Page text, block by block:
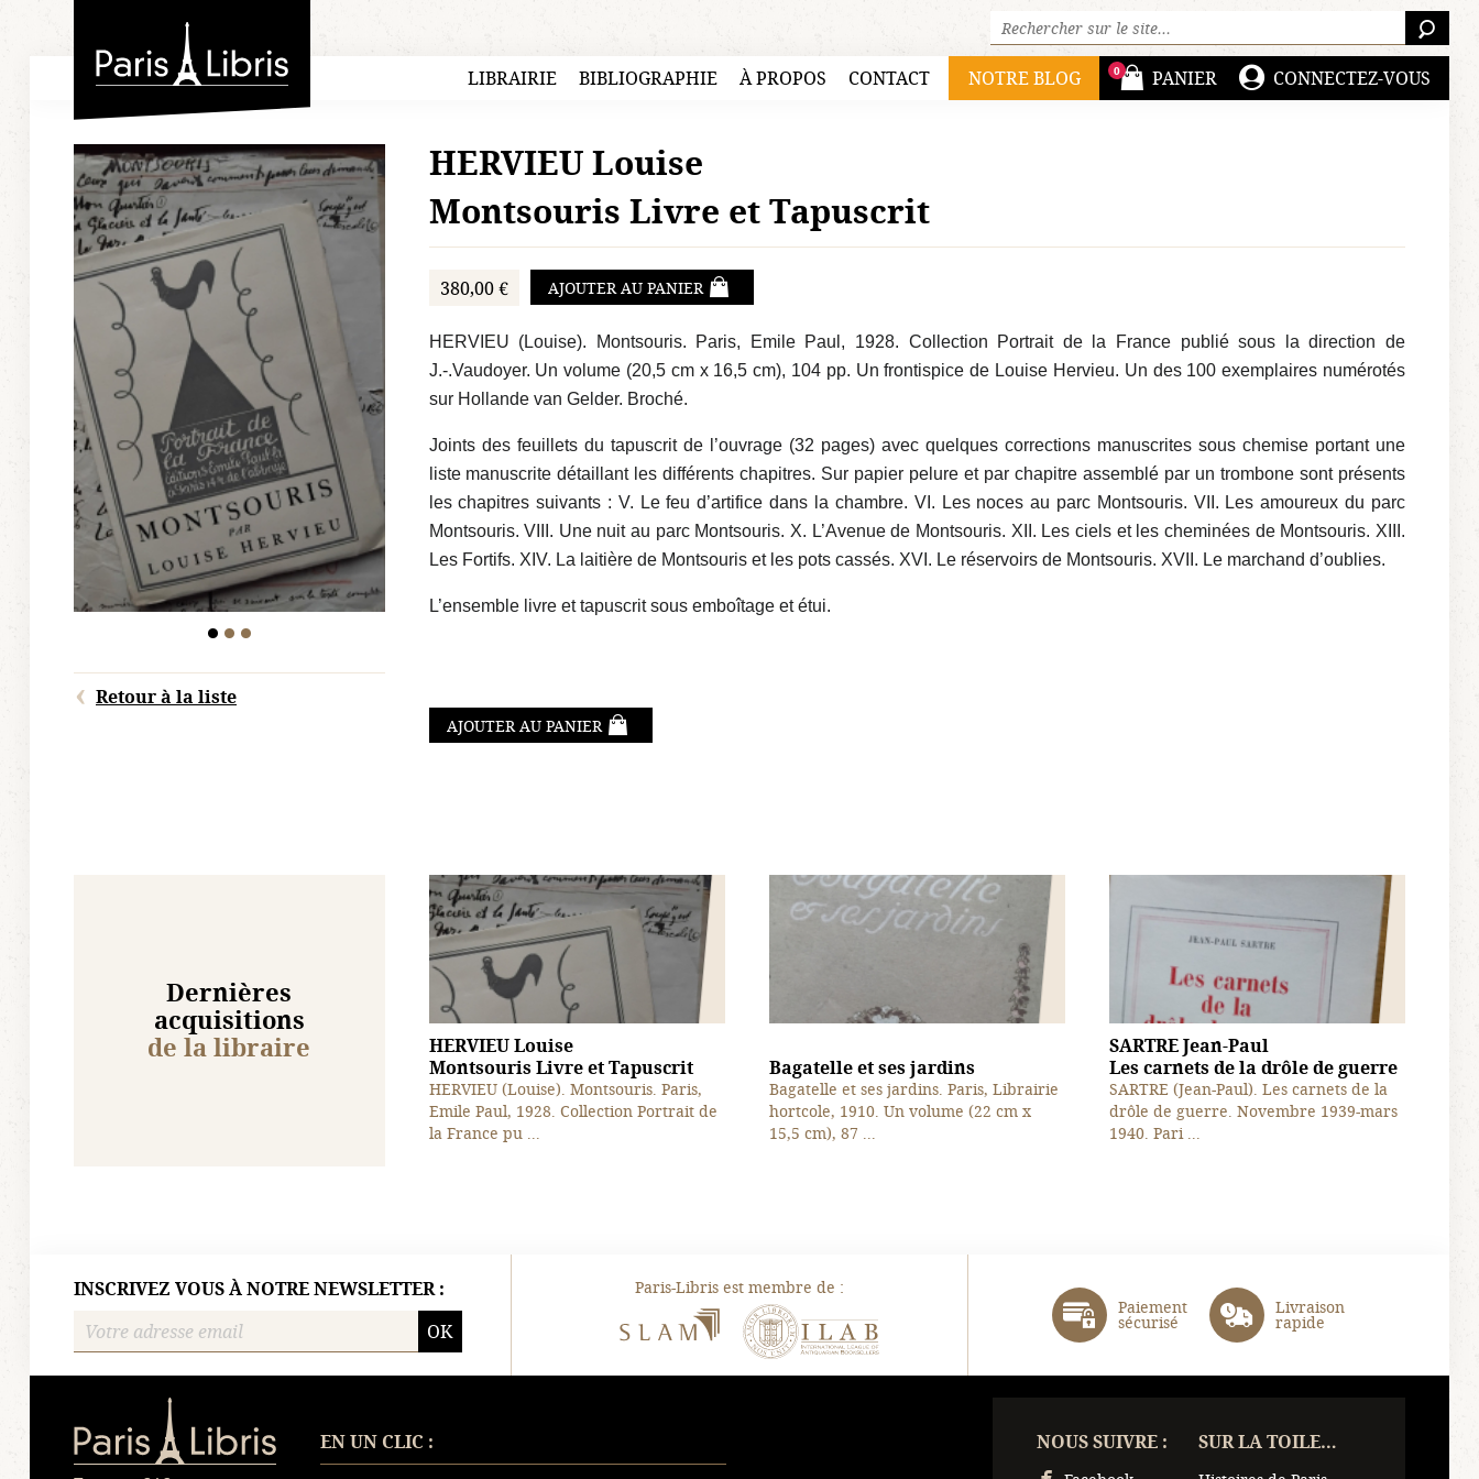
Rechercher sur le site :
LIBRAIRIE
BIBLIOGRAPHIE À PROPOS CONTACT NOTRE BLOG PANIER
0 CONNECTEZ-VOUS
Retour à la liste
HERVIEU Louise
Montsouris Livre et Tapuscrit
380,00 € AJOUTER AU PANIER
HERVIEU (Louise). Montsouris. Paris, Emile Paul, 1928. Collection Portrait de la France publié sous la direction de
J.-.Vaudoyer. Un volume (20,5 cm x 16,5 cm), 104 pp. Un frontispice de Louise Hervieu. Un des 100 exemplaires numérotés
sur Hollande van Gelder. Broché.
Joints des feuillets du tapuscrit de l’ouvrage (32 pages) avec quelques corrections manuscrites sous chemise portant une
liste manuscrite détaillant les différents chapitres. Sur papier pelure et par chapitre assemblé par un trombone sont présents
les chapitres suivants : V. Le feu d’artifice dans la chambre. VI. Les noces au parc Montsouris. VII. Les amoureux du parc
Montsouris. VIII. Une nuit au parc Montsouris. X. L’Avenue de Montsouris. XII. Les ciels et les cheminées de Montsouris. XIII.
Les Fortifs. XIV. La laitière de Montsouris et les pots cassés. XVI. Le réservoirs de Montsouris. XVII. Le marchand d’oublies.
L’ensemble livre et tapuscrit sous emboîtage et étui.
AJOUTER AU PANIER
Dernières
acquisitions
de la libraire
HERVIEU Louise
Montsouris Livre et Tapuscrit
HERVIEU (Louise). Montsouris. Paris,
Emile Paul, 1928. Collection Portrait de
la France pu ...
Bagatelle et ses jardins
Bagatelle et ses jardins. Paris, Librairie
hortcole, 1910. Un volume (22 cm x
15,5 cm), 87 ...
SARTRE Jean-Paul
Les carnets de la drôle de guerre
SARTRE (Jean-Paul). Les carnets de la
drôle de guerre. Novembre 1939-mars
1940. Pari ...
INSCRIVEZ VOUS À NOTRE NEWSLETTER :
OK
Paris-Libris est membre de :
SLAM Paiement
sécurisé
Livraison
rapide
EN UN CLIC : NOUS SUIVRE : SUR LA TOILE…